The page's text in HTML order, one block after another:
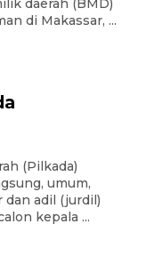
daerah (BMD)
di Makassar, ...
(Pilkada)
umum,
dan adil (jurdil)
kepala ...